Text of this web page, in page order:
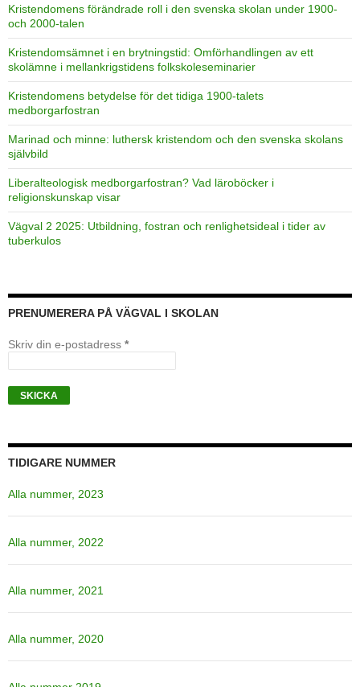
Kristendomens förändrade roll i den svenska skolan under 1900-
och 2000-talen
Kristendomsämnet i en brytningstid: Omförhandlingen av ett
skolämne i mellankrigstidens folkskoleseminarier
Kristendomens betydelse för det tidiga 1900-talets
medborgarfostran
Marinad och minne: luthersk kristendom och den svenska skolans
självbild
Liberalteologisk medborgarfostran? Vad läroböcker i
religionskunskap visar
Vägval 2 2025: Utbildning, fostran och renlighetsideal i tider av
tuberkulos
PRENUMERERA PÅ VÄGVAL I SKOLAN
Skriv din e-postadress *
TIDIGARE NUMMER
Alla nummer, 2023
Alla nummer, 2022
Alla nummer, 2021
Alla nummer, 2020